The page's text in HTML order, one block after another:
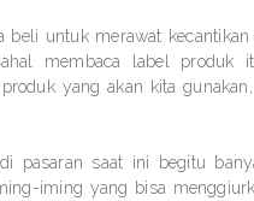
beli untuk merawat
membaca label
yang akan kita
pasaran saat ini begitu
iming yang bisa